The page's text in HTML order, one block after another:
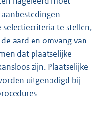
te stellen,
aard en omvang van
dat plaatselijke
zijn. Plaatselijke
uitgenodigd bij